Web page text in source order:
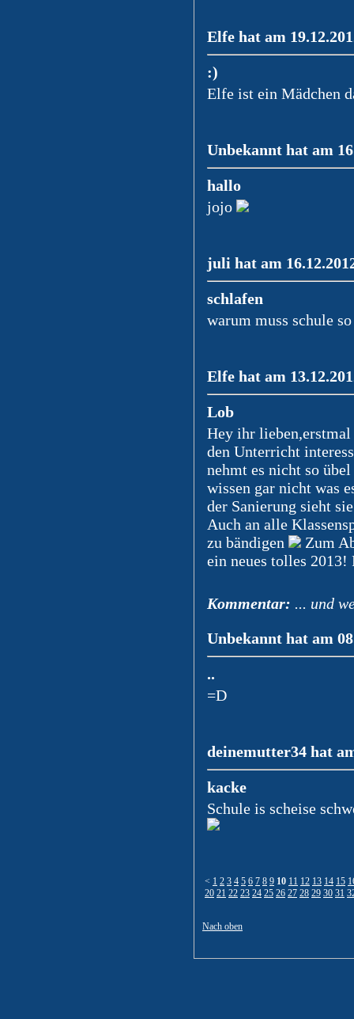
Elfe hat am
:)
Elfe ist ein Mädchen
Unbekannt hat am
hallo
jojo
juli hat am
schlafen
warum muss schule
Elfe hat am
Lob
Hey ihr
den Unterricht
nehmt es nicht so
wissen gar nicht was
der Sanierung sieht
Auch an alle
zu bändigen
Zum
ein neues tolles 2013!
Kommentar: ... und
Unbekannt hat am
..
=D
deinemutter34 hat
kacke
Schule is scheise
< 1 2 3 4 5 6 7 8 9 10 11 12 13 14 15
20 21 22 23 24 25 26 27 28 29 30 31
Nach oben